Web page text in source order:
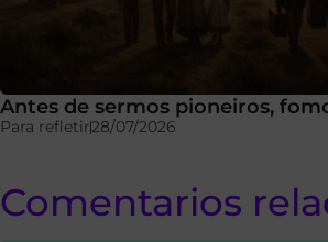
Antes de sermos pioneiros,
Para refletir28/07/2026
Comentarios